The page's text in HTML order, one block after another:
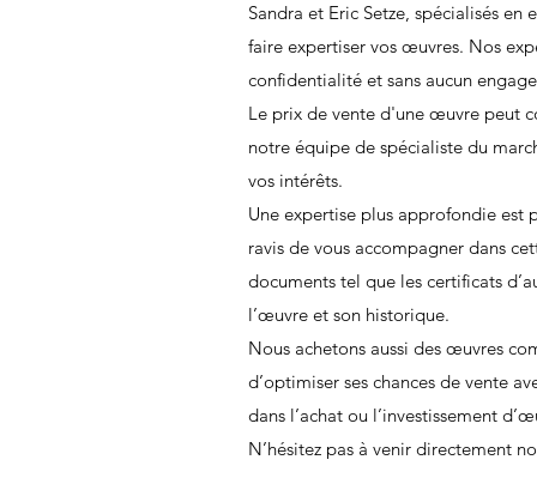
Sandra et Eric Setze, spécialisés
faire expertiser vos œuvres. Nos
confidentialité et sans aucun
Le prix de vente d'une œuvre peut
notre équipe de spécialiste du
vos intérêts.
Une expertise plus approfondie est
ravis de vous accompagner dans
documents tel que les certificats
l’œuvre et son historique.
Nous achetons aussi des œuvres
d’optimiser ses chances de vente
dans l’achat ou l’investissement
N’hésitez pas à venir directement